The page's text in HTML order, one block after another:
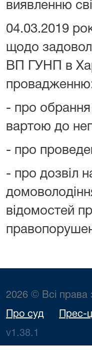
виявленню
04.03.2019
щодо
ВП ГУНП в
- про обрання
вартою до
- про
- про дозвіл
відомостей
2026 © Всі права
Про суд Прес-
v1.38.1